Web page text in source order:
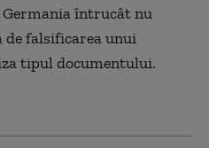
întrucât nu
de falsificarea unui
tipul documentului.